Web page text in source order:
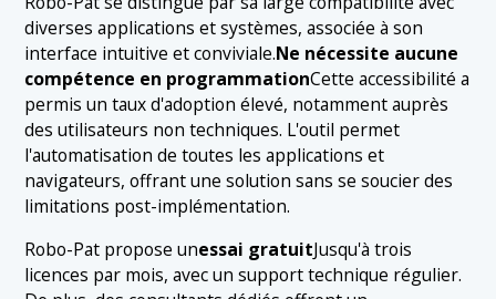
diverses applications et systèmes, associée à son
interface intuitive et conviviale.Ne nécessite aucune
compétence en programmationCette accessibilité a
permis un taux d'adoption élevé, notamment auprès
des utilisateurs non techniques. L'outil permet
l'automatisation de toutes les applications et
navigateurs, offrant une solution sans se soucier des
limitations post-implémentation.
Robo-Pat propose unessai gratuitJusqu'à trois
licences par mois, avec un support technique régulier.